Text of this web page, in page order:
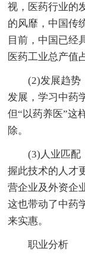
视，医药行业的
的风靡，中国传
目前，中国已经
医药工业总产值
(2)发展趋势
发展，学习中药
但“以药养医”这
除。
(3)人业匹配
握此技术的人才
营企业及外资企
这也带动了中药
来实惠。
职业分析